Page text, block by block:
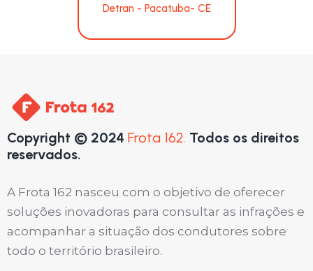
Detran - Pacatuba- CE
Copyright © 2024 Frota 162. Todos os direitos
reservados.
A Frota 162 nasceu com o objetivo de oferecer
soluções inovadoras para consultar as infrações e
acompanhar a situação dos condutores sobre
todo o território brasileiro.